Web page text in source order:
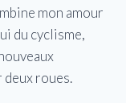
mon amour
du cyclisme,
roues.